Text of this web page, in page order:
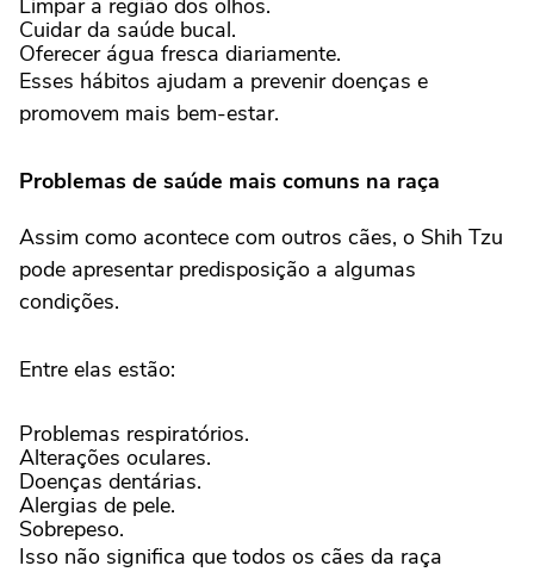
Cuidar da saúde bucal.
Oferecer água fresca diariamente.
Esses hábitos ajudam a prevenir doenças e
promovem mais bem-estar.
Problemas de saúde mais comuns na raça
Assim como acontece com outros cães, o Shih Tzu
pode apresentar predisposição a algumas
condições.
Entre elas estão:
Problemas respiratórios.
Alterações oculares.
Doenças dentárias.
Alergias de pele.
Sobrepeso.
Isso não significa que todos os cães da raça